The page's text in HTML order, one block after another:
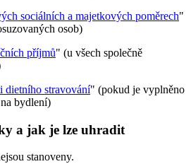
sociálních a majetkových poměrech"
osob)
příjmů" (u všech společně
dietního stravování" (pokud je vyplněno
bydlení)
a jak je lze uhradit
stanoveny.